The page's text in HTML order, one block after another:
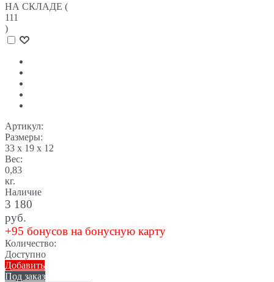
НА СКЛАДЕ (
111
)
Артикул:
Размеры:
33 x 19 x 12
Вес:
0,83
кг.
Наличие
3 180
руб.
+95 бонусов на бонусную карту
Количество:
Доступно
Добавить
Под заказ